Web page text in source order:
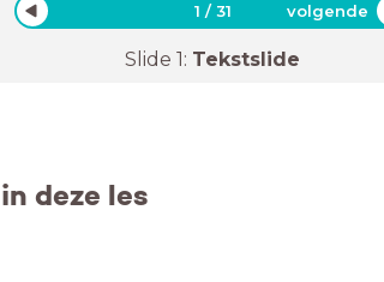
1 /31 volgende
Slide 1: Tekstslide
deze les